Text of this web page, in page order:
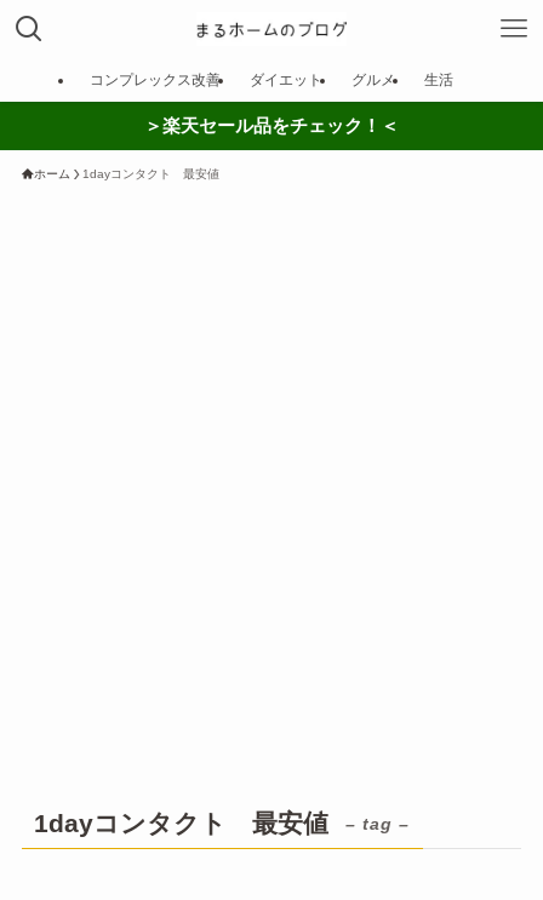
コンプレックス改善 ダイエット グルメ 生活
＞楽天セール品をチェック！＜
ホーム 1dayコンタクト 最安値
1dayコンタクト 最安値 – tag –